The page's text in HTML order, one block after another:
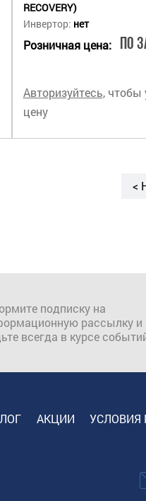
RECOVERY)
Инвертор: нет
Розничная цена: По
Авторизуйтесь, чтобы
цену
<
подписку на
рассылку и
всегда в курсе
АКЦИИ УСЛОВИЯ